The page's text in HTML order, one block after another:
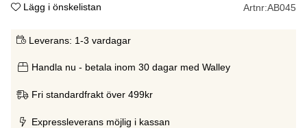
Lägg i önskelistan Artnr:AB045
Leverans: 1-3 vardagar
Handla nu - betala inom 30 dagar med Walley
Fri standardfrakt över 499kr
Expressleverans möjlig i kassan